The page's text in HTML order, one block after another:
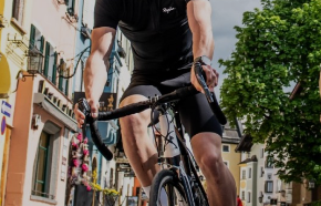
KITZBÜHEL
WISSENSWERTES
IMPRESSIONEN